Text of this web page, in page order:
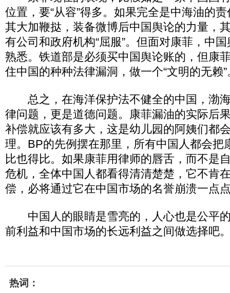
位置，要“从容”得多。如果完全是中海油的
其大加鞭挞，装备微博后中国舆论的力量，
有公司和政府机构“屈服”。但面对康菲，中
熟悉。铁道部是必须买中国舆论账的，但康
住中国的种种法律漏洞，做一个“文明的无赖”
总之，在海洋保护法不健全的中国，渤
律问题，更是道德问题。康菲漏油的实际后
补偿就应该有多大，这是幼儿园的阿姨们都
理。BP的先例摆在那里，所有中国人都会把
比也得比。如果康菲用律师的唇舌，而不是
危机，全体中国人都看得清清楚楚，它不肯
偿，必将通过它在中国市场的名誉崩溃一点
中国人的眼睛是雪亮的，人心也是公平
前利益和中国市场的长远利益之间做选择吧
热词：